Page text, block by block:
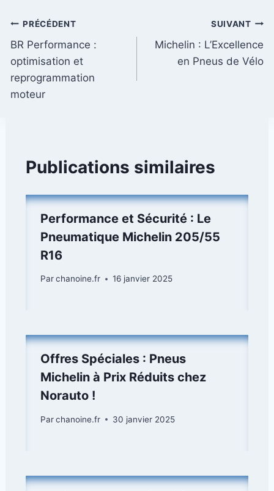
Navigation
de
l’article
PRÉCÉDENT
BR Performance :
optimisation et
reprogrammation
moteur
SUIVANT
Michelin : L’Excellence
en Pneus de Vélo
Publications similaires
Performance et Sécurité : Le
Pneumatique Michelin 205/55
R16
Parchanoine.fr 16 janvier 2025
Offres Spéciales : Pneus
Michelin à Prix Réduits chez
Norauto !
Parchanoine.fr 30 janvier 2025